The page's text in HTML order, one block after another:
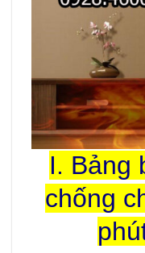
I. Bảng
chống